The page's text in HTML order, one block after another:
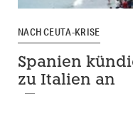
NACH CEUTA-KRISE
Spanien
zu Italien an